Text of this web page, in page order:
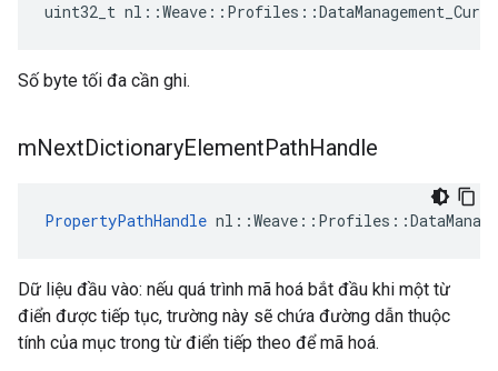
uint32_t nl ::Weave :: Profiles ::
Số byte tối đa cần ghi.
mNextDictionaryElementPathHandle
PropertyPathHandle
Dữ liệu đầu vào: nếu quá trình mã hoá bắt đầu khi một từ
điển được tiếp tục, trường này sẽ chứa đường dẫn thuộc
tính của mục trong từ điển tiếp theo để mã hoá.